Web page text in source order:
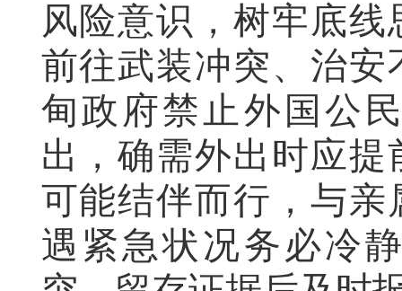
风险意识，树牢底
前往武装冲突、治
甸政府禁止外国公
出，确需外出时应
可能结伴而行，与
遇紧急状况务必冷